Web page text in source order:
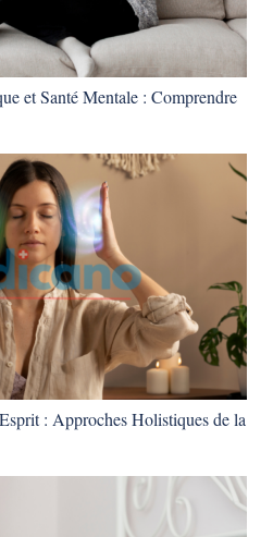
et Santé Mentale : Comprendre
: Approches Holistiques de la